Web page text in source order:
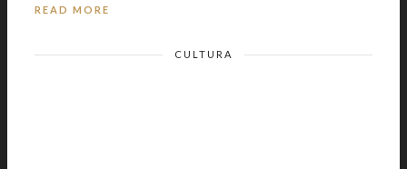
READ MORE
CULTURA